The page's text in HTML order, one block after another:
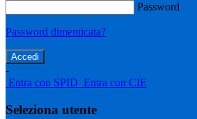
Password
Password dimenticata?
-
Entra con SPID Entra con CIE
Seleziona utente